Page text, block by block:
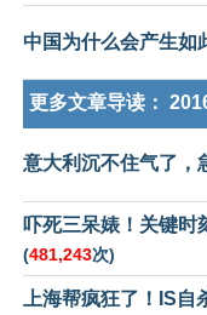
中国为什么会产生如
更多文章导读：
意大利沉不住气了，
吓死三呆婊！关键时
(481,243次)
上海帮疯狂了！IS自